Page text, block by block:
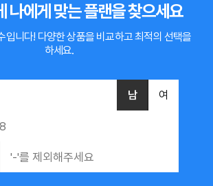
나에게 맞는 플랜을 찾으세요
입니다! 다양한 상품을 비교하고 최적의 선택을
하세요.
남 여